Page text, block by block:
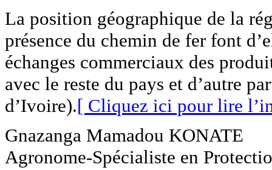
La position géographique de la
présence du chemin de fer font
échanges commerciaux des
avec le reste du pays et d’autre
d’Ivoire).[ Cliquez ici pour lire
Gnazanga Mamadou KONATE
Agronome-Spécialiste en